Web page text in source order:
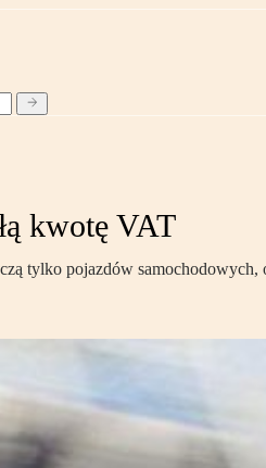
kwotę VAT
tylko pojazdów